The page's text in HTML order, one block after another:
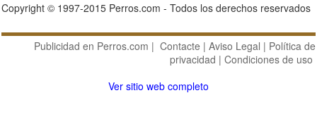
Copyright © 1997-2015 Perros.com - Todos los derechos reservados
Publicidad en Perros.com | Contacte | Aviso Legal | Política de
privacidad | Condiciones de uso
Ver sitio web completo